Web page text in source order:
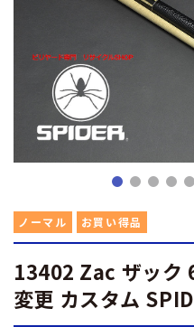
ノーマル お買い得品
13402 Zac ザック
変更 カスタム